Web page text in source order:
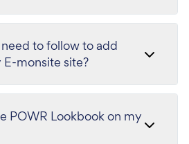
to follow to add
monsite site?
POWR Lookbook on my